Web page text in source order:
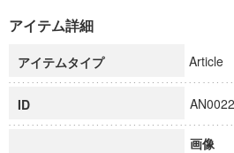
科学研究費補助金研究成果報告書
慶應義塾大学グローバルCOE
慶應義塾大学グローバルCOE
博士課程教育リーディングプ
学術雑誌掲載論文等(8)
アイテム詳細
アイテムタイプ Article
ID
画像